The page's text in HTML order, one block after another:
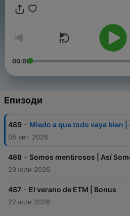
nuestro Patreon: https://
00:00
Епизоди
489 - Miedo a que todo vaya bien |
05 авг. 2026
488 - Somos mentirosos | Así
29 юли 2026
487 - El verano de ETM | Bonus
22 юли 2026